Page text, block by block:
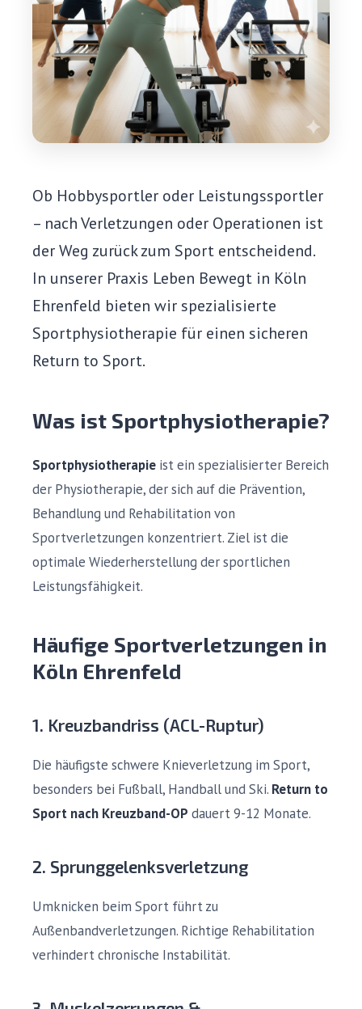
Ob Hobbysportler oder Leistungssportler
– nach Verletzungen oder Operationen ist
der Weg zurück zum Sport entscheidend.
In unserer Praxis Leben Bewegt in Köln
Ehrenfeld bieten wir spezialisierte
Sportphysiotherapie für einen sicheren
Return to Sport.
Was ist Sportphysiotherapie?
Sportphysiotherapie ist ein spezialisierter Bereich
der Physiotherapie, der sich auf die Prävention,
Behandlung und Rehabilitation von
Sportverletzungen konzentriert. Ziel ist die
optimale Wiederherstellung der sportlichen
Leistungsfähigkeit.
Häufige Sportverletzungen in
Köln Ehrenfeld
1. Kreuzbandriss (ACL-Ruptur)
Die häufigste schwere Knieverletzung im Sport,
besonders bei Fußball, Handball und Ski. Return to
Sport nach Kreuzband-OP dauert 9-12 Monate.
2. Sprunggelenksverletzung
Umknicken beim Sport führt zu
Außenbandverletzungen. Richtige Rehabilitation
verhindert chronische Instabilität.